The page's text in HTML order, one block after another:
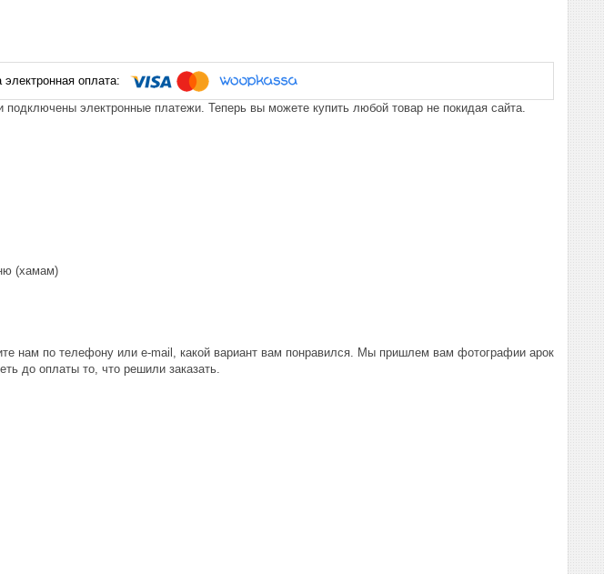
подключены электронные платежи. Теперь вы можете купить любой товар не покидая сайта.
(хамам)
нам по телефону или e-mail, какой вариант вам понравился. Мы пришлем вам фотографии арок
до оплаты то, что решили заказать.